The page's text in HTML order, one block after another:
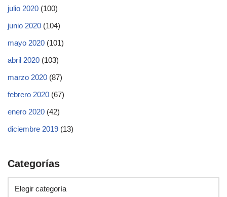
julio 2020 (100)
junio 2020 (104)
mayo 2020 (101)
abril 2020 (103)
marzo 2020 (87)
febrero 2020 (67)
enero 2020 (42)
diciembre 2019 (13)
Categorías